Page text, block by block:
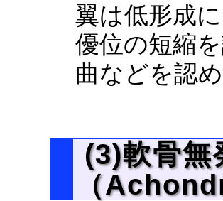
翼は低形成
優位の短縮
曲などを認
(3)軟骨無
（